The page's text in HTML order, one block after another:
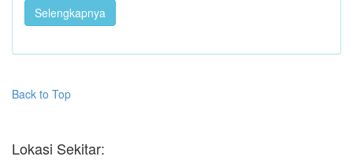
Selengkapnya
Back to Top
Lokasi Sekitar: